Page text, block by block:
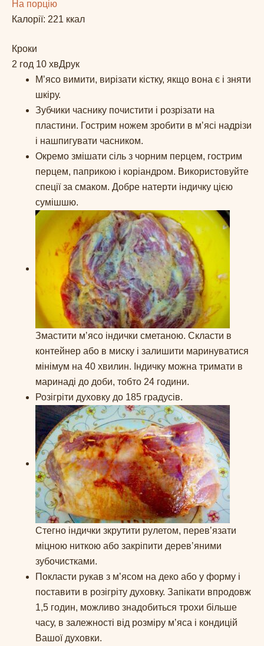
На порцію
Калорії: 221 ккал
Кроки
2 год 10 хвДрук
Мʼясо вимити, вирізати кістку, якщо вона є і зняти
шкіру.
Зубчики часнику почистити і розрізати на
пластини. Гострим ножем зробити в мʼясі надрізи
і нашпигувати часником.
Окремо змішати сіль з чорним перцем, гострим
перцем, паприкою і коріандром. Використовуйте
спеції за смаком. Добре натерти індичку цією
сумішшю.
Змастити мʼясо індички сметаною. Скласти в
контейнер або в миску і залишити маринуватися
мінімум на 40 хвилин. Індичку можна тримати в
маринаді до доби, тобто 24 години.
Розігріти духовку до 185 градусів.
Стегно індички зкрутити рулетом, перевʼязати
міцною ниткою або закріпити деревʼяними
зубочистками.
Покласти рукав з мʼясом на деко або у форму і
поставити в розігріту духовку. Запікати впродовж
1,5 годин, можливо знадобиться трохи більше
часу, в залежності від розміру мʼяса і кондицій
Вашої духовки.